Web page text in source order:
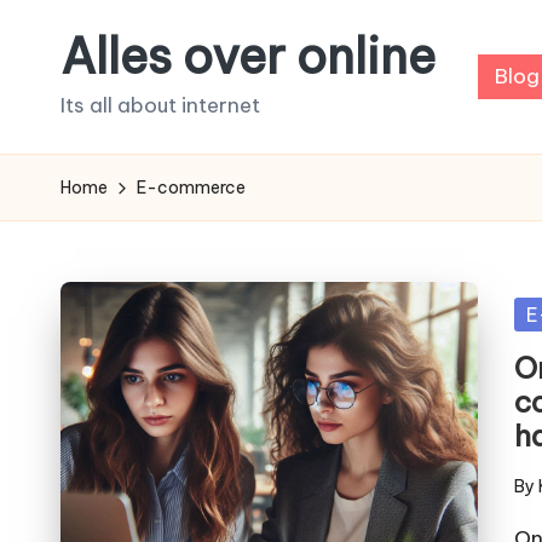
Alles over online
Its all about internet
Blog
Home E-commerce
by
By